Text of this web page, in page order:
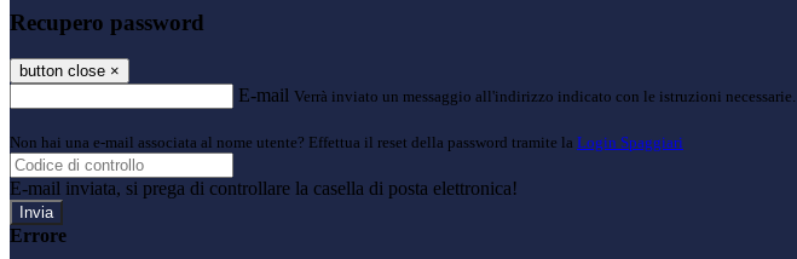
Recupero password
button close ×
E-mail Verrà inviato un messaggio all'indirizzo indicato con le istruzioni necessarie.
Non hai una e-mail associata al nome utente? Effettua il reset della password tramite la Login Spaggiari
E-mail inviata, si prega di controllare la casella di posta elettronica!
Errore